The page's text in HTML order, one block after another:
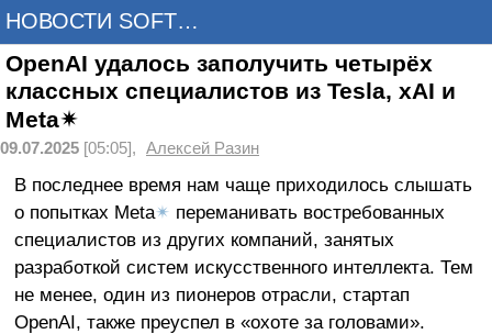
НОВОСТИ SOFTWARE
OpenAI удалось заполучить четырёх
классных специалистов из Tesla, xAI и
Meta✴
09.07.2025 [05:05], Алексей Разин
В последнее время нам чаще приходилось слышать
о попытках Meta✴ переманивать востребованных
специалистов из других компаний, занятых
разработкой систем искусственного интеллекта. Тем
не менее, один из пионеров отрасли, стартап
OpenAI, также преуспел в «охоте за головами».